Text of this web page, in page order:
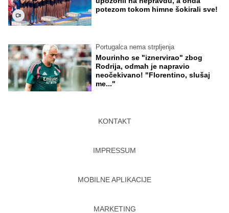
potezom tokom himne šokirali sve!
Portugalca nema strpljenja
Mourinho se "iznervirao" zbog
Rodrija, odmah je napravio
neočekivano! "Florentino, slušaj
me..."
KONTAKT
IMPRESSUM
MOBILNE APLIKACIJE
MARKETING